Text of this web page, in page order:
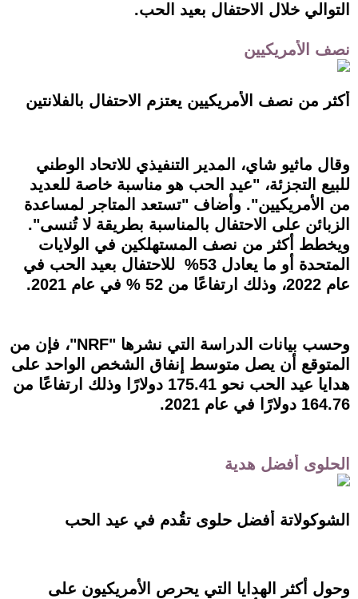
التوالي خلال الاحتفال بعيد الحب.
نصف الأمريكيين
أكثر من نصف الأمريكيين يعتزم الاحتفال بالفلانتين
وقال ماثيو شاي، المدير التنفيذي للاتحاد الوطني
للبيع التجزئة، "عيد الحب هو مناسبة خاصة للعديد
من الأمريكيين". وأضاف "تستعد المتاجر لمساعدة
الزبائن على الاحتفال بالمناسبة بطريقة لا تُنسى".
ويخطط أكثر من نصف المستهلكين في الولايات
المتحدة أو ما يعادل 53% للاحتفال بعيد الحب في
عام 2022، وذلك ارتفاعًا من 52 % في عام 2021.
وحسب بيانات الدراسة التي نشرها "NRF"، فإن من
المتوقع أن يصل متوسط إنفاق الشخص الواحد على
هدايا عيد الحب نحو 175.41 دولارًا وذلك ارتفاعًا من
164.76 دولارًا في عام 2021.
الحلوى أفضل هدية
الشوكولاتة أفضل حلوى تقُدم في عيد الحب
وحول أكثر الهدايا التي يحرص الأمريكيون على